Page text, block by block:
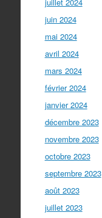
juin 2024
mai 2024
avril 2024
mars 2024
février 2024
janvier 2024
décembre 2023
novembre 2023
octobre 2023
septembre 2023
août 2023
juillet 2023